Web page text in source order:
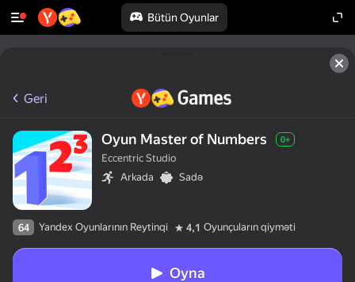
Bütün Oyunlar
Geri
Oyun Master of Numbers 0+
Eccentric Studio
Arkada
Sadə
64 Yandex Oyunlarının Reytinqi 4,1 Oyunçuların qiyməti
Oyna